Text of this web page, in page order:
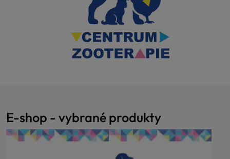
E-shop - vybrané produkty